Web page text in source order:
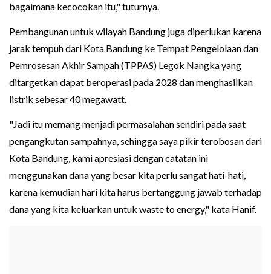
bagaimana kecocokan itu," tuturnya.
Pembangunan untuk wilayah Bandung juga diperlukan karena
jarak tempuh dari Kota Bandung ke Tempat Pengelolaan dan
Pemrosesan Akhir Sampah (TPPAS) Legok Nangka yang
ditargetkan dapat beroperasi pada 2028 dan menghasilkan
listrik sebesar 40 megawatt.
"Jadi itu memang menjadi permasalahan sendiri pada saat
pengangkutan sampahnya, sehingga saya pikir terobosan dari
Kota Bandung, kami apresiasi dengan catatan ini
menggunakan dana yang besar kita perlu sangat hati-hati,
karena kemudian hari kita harus bertanggung jawab terhadap
dana yang kita keluarkan untuk waste to energy," kata Hanif.